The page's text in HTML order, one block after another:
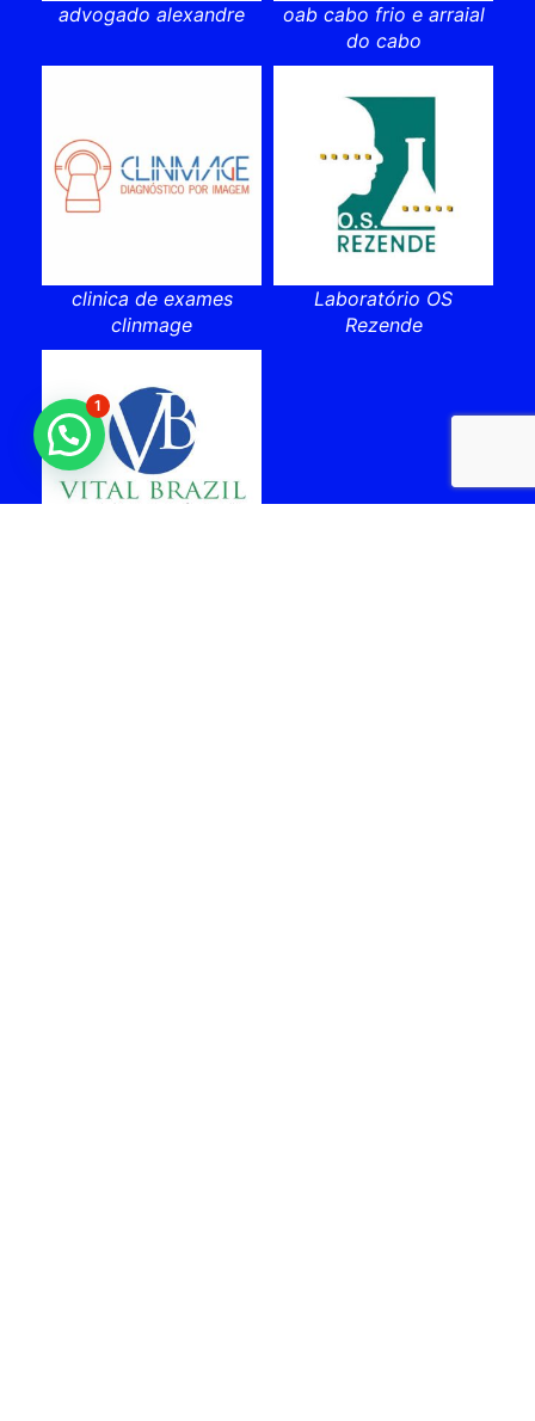
advogado alexandre
oab cabo frio e arraial
do cabo
clinica de exames
clinmage
Laboratório OS
Rezende
1